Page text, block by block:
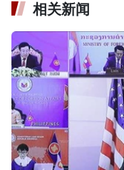
相关新闻